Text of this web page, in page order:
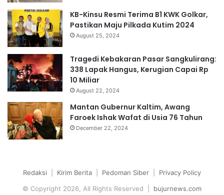
KB-Kinsu Resmi Terima B1 KWK Golkar,
Pastikan Maju Pilkada Kutim 2024
August 25, 2024
Tragedi Kebakaran Pasar Sangkulirang:
338 Lapak Hangus, Kerugian Capai Rp
10 Miliar
August 22, 2024
Mantan Gubernur Kaltim, Awang
Faroek Ishak Wafat di Usia 76 Tahun
December 22, 2024
Redaksi Kirim Berita Pedoman Siber
Privacy Policy
© Copyright 2026, All Rights Reserved | bujurnews.com